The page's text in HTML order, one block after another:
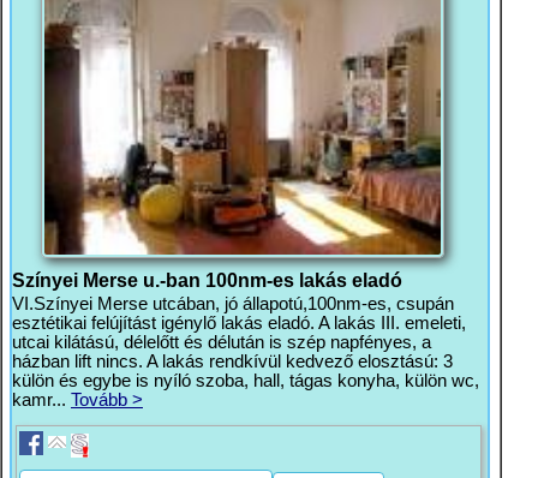
Színyei Merse u.-ban 100nm-es lakás eladó
VI.Színyei Merse utcában, jó állapotú,100nm-es, csupán
esztétikai felújítást igénylő lakás eladó. A lakás III. emeleti,
utcai kilátású, délelőtt és délután is szép napfényes, a
házban lift nincs. A lakás rendkívül kedvező elosztású: 3
külön és egybe is nyíló szoba, hall, tágas konyha, külön wc,
kamr... Tovább >